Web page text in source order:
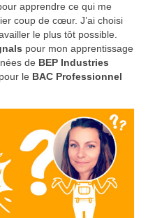
pour apprendre ce qui me
coup de cœur. J’ai choisi
le plus tôt possible.
pour mon apprentissage
de BEP Industries
le BAC Professionnel